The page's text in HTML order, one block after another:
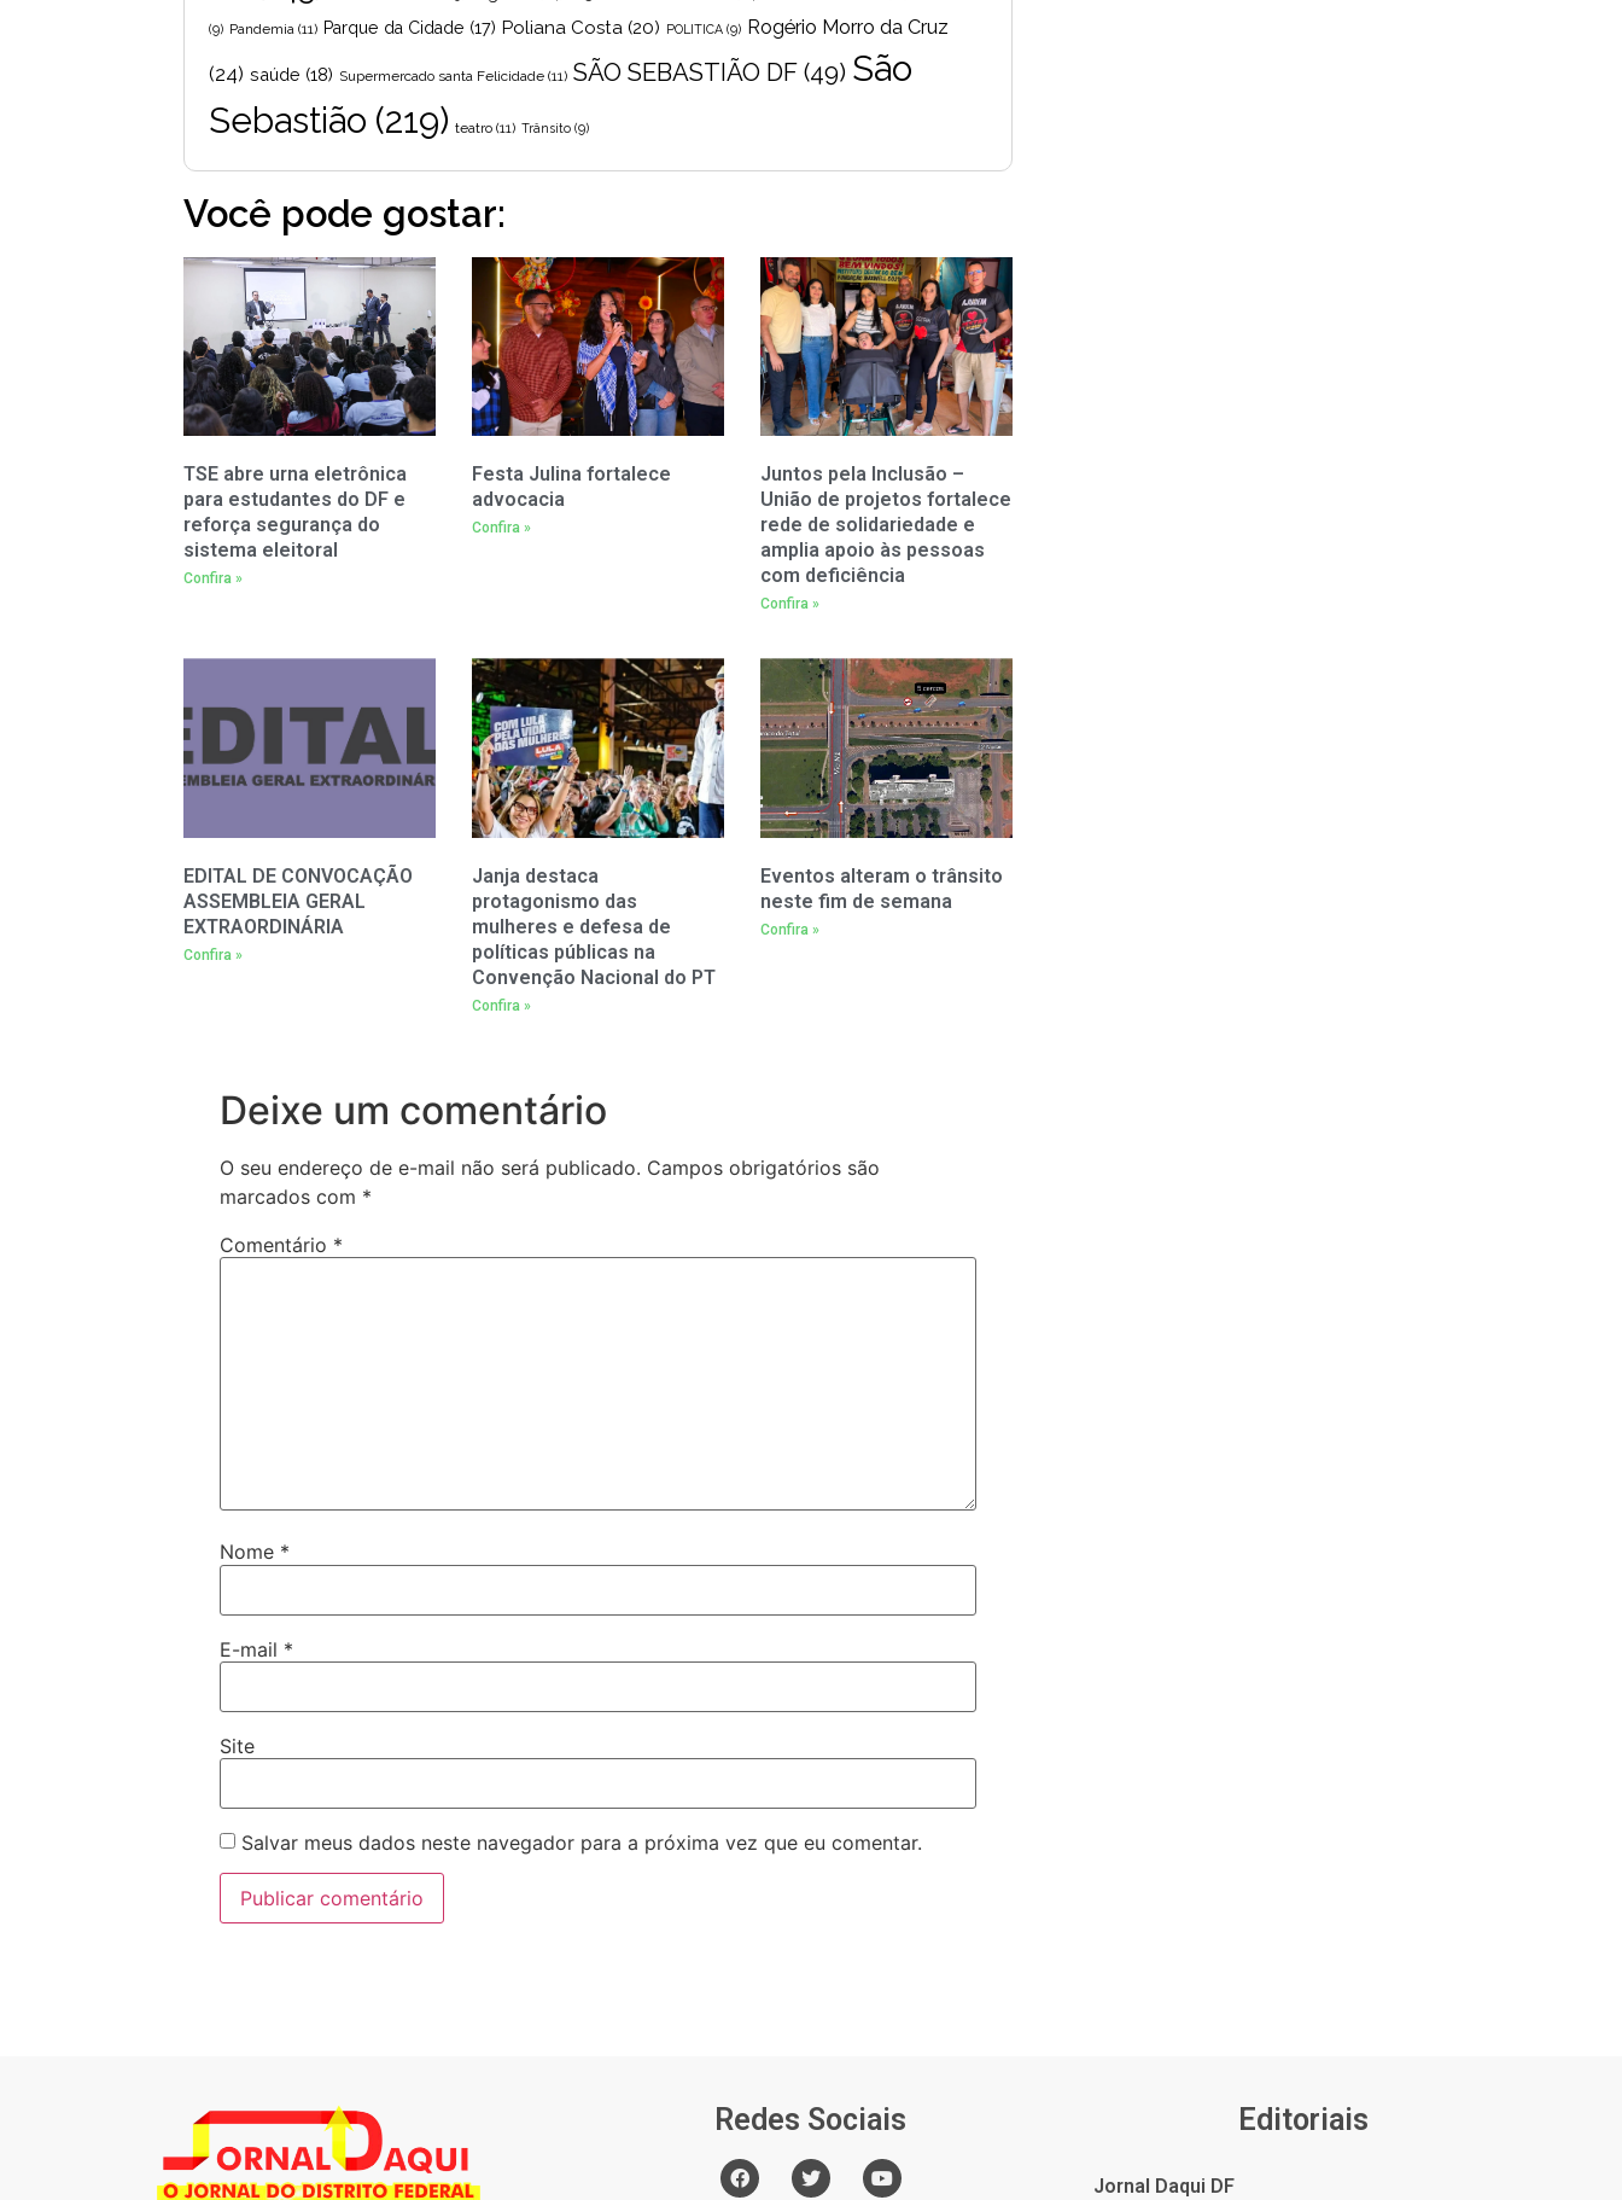
(9) Pandemia (11) Parque da Cidade (17) Poliana Costa (20) POLITICA (9) Rogério Morro da Cruz
(24) saúde (18) Supermercado santa Felicidade (11) SÃO SEBASTIÃO DF (49) São
Sebastião (219) teatro (11) Trânsito (9)
Você pode gostar:
TSE abre urna eletrônica
para estudantes do DF e
reforça segurança do
sistema eleitoral
Confira »
Festa Julina fortalece
advocacia
Confira »
Juntos pela Inclusão –
União de projetos fortalece
rede de solidariedade e
amplia apoio às pessoas
com deficiência
Confira »
EDITAL DE CONVOCAÇÃO
ASSEMBLEIA GERAL
EXTRAORDINÁRIA
Confira »
Janja destaca
protagonismo das
mulheres e defesa de
políticas públicas na
Convenção Nacional do PT
Confira »
Eventos alteram o trânsito
neste fim de semana
Confira »
Deixe um comentário
O seu endereço de e-mail não será publicado. Campos obrigatórios são
marcados com *
Comentário *
Nome *
E-mail *
Site
Salvar meus dados neste navegador para a próxima vez que eu comentar.
Redes Sociais Editoriais
Jornal Daqui DF